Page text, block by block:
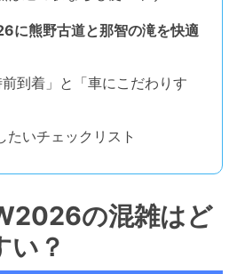
に熊野古道と那智の滝を快適
到着」と「車にこだわりす
たいチェックリスト
の混雑はど
い？